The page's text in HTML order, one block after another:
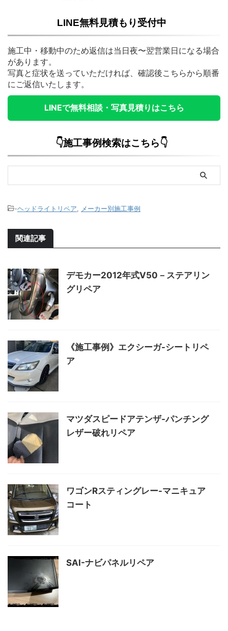
LINE無料見積もり受付中
施工中・移動中のため返信は当日夜〜翌営業日になる場合
があります。
写真と症状を送っていただければ、確認後こちらから順番
にご返信いたします。
LINEで無料相談・写真見積りはこちら
👇施工事例検索はこちら👇
-ヘッドライトリペア メーカー別施工事例
関連記事
デモカー2012年式V50－ステアリン
グリペア
《施工事例》エクシーガ-シートリペ
ア
マツダスピードアテンザ-パンチング
レザー破れリペア
ワゴンRスティングレー-マニキュア
コート
SAI-ナビパネルリペア